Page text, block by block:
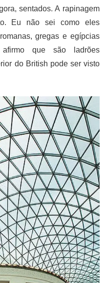
sentados. A rapinagem
Eu não sei como eles
gregas e egípcias
que são ladrões
do British pode ser visto